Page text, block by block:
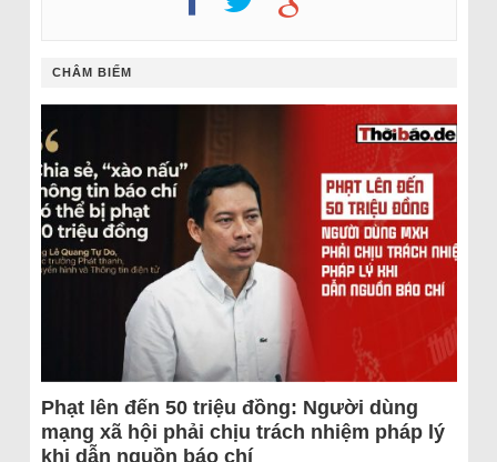
CHÂM BIẾM
Phạt lên đến 50 triệu đồng: Người dùng
mạng xã hội phải chịu trách nhiệm pháp lý
khi dẫn nguồn báo chí